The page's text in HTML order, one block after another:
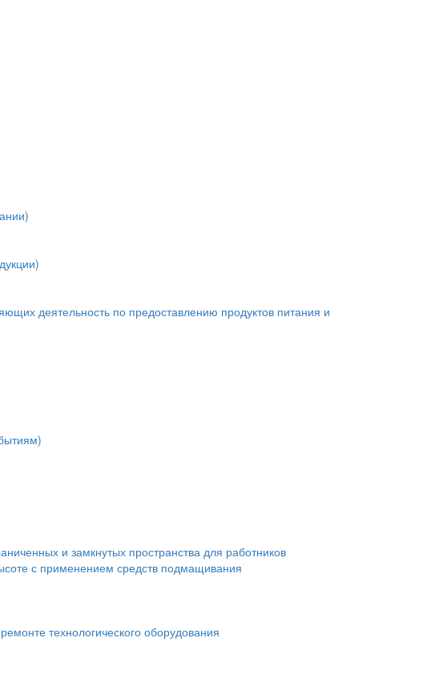
деятельность по предоставлению продуктов питания и
и замкнутых пространства для работников
с применением средств подмащивания
технологического оборудования